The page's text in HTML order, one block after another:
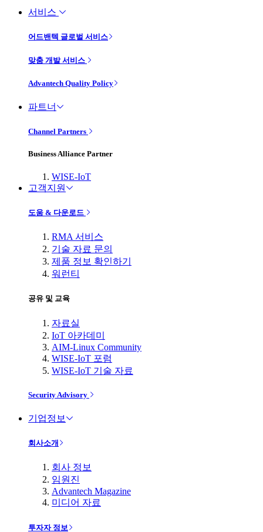
서비스
어드밴텍 글로벌 서비스
맞춤 개발 서비스
Advantech Quality Policy
파트너
Channel Partners
Business Alliance Partner
WISE-IoT
고객지원
도움 & 다운로드
RMA 서비스
기술 자료 문의
제품 정보 확인하기
워런티
공유 및 교육
자료실
IoT 아카데미
AIM-Linux Community
WISE-IoT 포럼
WISE-IoT 기술 자료
Security Advisory
기업정보
회사소개
회사 정보
임원진
Advantech Magazine
미디어 자료
투자자 정보